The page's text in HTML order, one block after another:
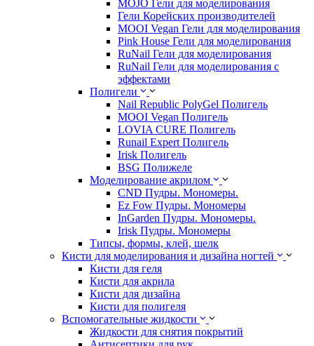
MOJO Гели для моделирования
Гели Корейских производителей
MOOI Vegan Гели для моделирования
Pink House Гели для моделирования
RuNail Гели для моделирования
RuNail Гели для моделирования с
эффектами
Полигели
Nail Republic PolyGel Полигель
MOOI Vegan Полигель
LOVIA CURE Полигель
Runail Expert Полигель
Irisk Полигель
BSG Полижеле
Моделирование акрилом
CND Пудры. Мономеры.
Ez Fow Пудры. Мономеры
InGarden Пудры. Мономеры.
Irisk Пудры. Мономеры
Типсы, формы, клей, шелк
Кисти для моделирования и дизайна ногтей
Кисти для геля
Кисти для акрила
Кисти для дизайна
Кисти для полигеля
Вспомогательные жидкости
Жидкости для снятия покрытий